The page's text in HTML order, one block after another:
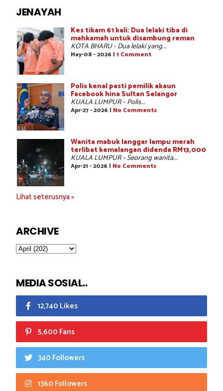
JENAYAH
Kes tikam 61 kali: Dua lelaki tiba di
mahkamah untuk disambung reman
KOTA BHARU - Dua lelaki yang...
May-08 - 2026 | 1 Comment
Polis kenal pasti pemilik akaun
Facebook hina Sultan Selangor
KUALA LUMPUR – Polis...
Apr-27 - 2026 | No Comments
Wanita mabuk langgar lampu merah
terlibat kemalangan didenda RM13,000
KUALA LUMPUR – Seorang wanita...
Apr-21 - 2026 | No Comments
Lihat seterusnya »
ARCHIVE
MEDIA SOSIAL..
12,740 Likes
5,600 Fans
340 Followers
1360 Followers